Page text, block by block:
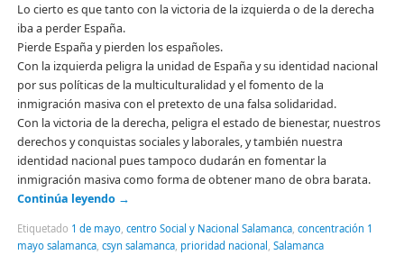
Lo cierto es que tanto con la victoria de la izquierda o de la derecha
iba a perder España.
Pierde España y pierden los españoles.
Con la izquierda peligra la unidad de España y su identidad nacional
por sus políticas de la multiculturalidad y el fomento de la
inmigración masiva con el pretexto de una falsa solidaridad.
Con la victoria de la derecha, peligra el estado de bienestar, nuestros
derechos y conquistas sociales y laborales, y también nuestra
identidad nacional pues tampoco dudarán en fomentar la
inmigración masiva como forma de obtener mano de obra barata.
Continúa leyendo →
Etiquetado 1 de mayo, centro Social y Nacional Salamanca, concentración 1
mayo salamanca, csyn salamanca, prioridad nacional Salamanca